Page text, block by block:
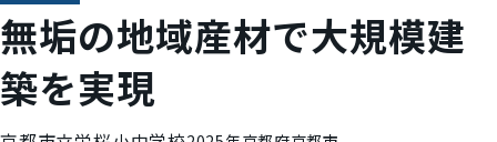
無垢の地域産材で大規模建
築を実現